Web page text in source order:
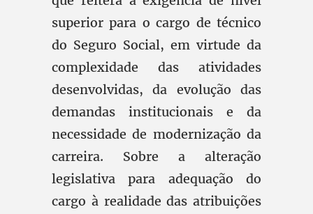
superior para o cargo de técnico
do Seguro Social, em virtude da
complexidade das atividades
desenvolvidas, da evolução das
demandas institucionais e da
necessidade de modernização da
carreira. Sobre a alteração
legislativa para adequação do
cargo à realidade das atribuições